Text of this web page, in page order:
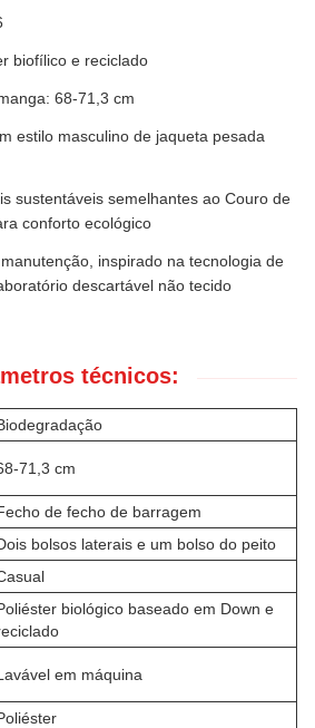
biofílico e reciclado
68-71,3 cm
estilo masculino de jaqueta pesada
sustentáveis semelhantes ao Couro de
conforto ecológico
inspirado na tecnologia de
descartável não tecido
técnicos:
71,3 cm
de fecho de barragem
bolsos laterais e um bolso do peito
biológico baseado em Down e
em máquina